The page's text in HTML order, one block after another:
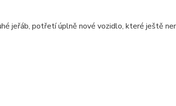
jeřáb, potřetí úplně nové vozidlo, které ještě